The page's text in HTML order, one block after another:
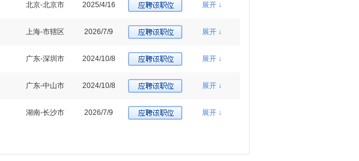
北京-北京市 2025/4/16 展开 ↓
上海-市辖区 2026/7/9 展开 ↓
广东-深圳市 2024/10/8 展开 ↓
广东-中山市 2024/10/8 展开 ↓
湖南-长沙市 2026/7/9 展开 ↓